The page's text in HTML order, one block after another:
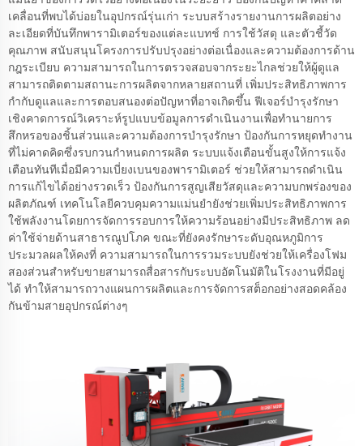
เคลื่อนที่พบได้บ่อยในอุปกรณ์รุ่นเก่า ระบบสร้างรายงานการผลิตอย่าง
ละเอียดที่บันทึกพารามิเตอร์ของแต่ละแบทช์ การใช้วัสดุ และตัวชี้วัด
คุณภาพ สนับสนุนโครงการปรับปรุงอย่างต่อเนื่องและความต้องการด้าน
กฎระเบียบ ความสามารถในการตรวจสอบจากระยะไกลช่วยให้ผู้ดูแล
สามารถติดตามสถานะการผลิตจากหลายสถานที่ เพิ่มประสิทธิภาพการ
กำกับดูแลและการตอบสนองต่อปัญหาที่อาจเกิดขึ้น ฟีเจอร์บำรุงรักษา
เชิงคาดการณ์วิเคราะห์รูปแบบข้อมูลการดำเนินงานเพื่อทำนายการ
สึกหรอของชิ้นส่วนและความต้องการบำรุงรักษา ป้องกันการหยุดทำงาน
ที่ไม่คาดคิดซึ่งรบกวนกำหนดการผลิต ระบบแจ้งเตือนขั้นสูงให้การแจ้ง
เตือนทันทีเมื่อมีความเบี่ยงเบนของพารามิเตอร์ ช่วยให้สามารถดำเนิน
การแก้ไขได้อย่างรวดเร็ว ป้องกันการสูญเสียวัสดุและความบกพร่องของ
ผลิตภัณฑ์ เทคโนโลยีควบคุมความแม่นยำยังช่วยเพิ่มประสิทธิภาพการ
ใช้พลังงานโดยการจัดการรอบการให้ความร้อนอย่างมีประสิทธิภาพ ลด
ค่าใช้จ่ายด้านสาธารณูปโภค ขณะที่ยังคงรักษาระดับอุณหภูมิการ
ประมวลผลให้คงที่ ความสามารถในการรวมระบบยังช่วยให้เครื่องโฟม
สองส่วนสำหรับขายสามารถสื่อสารกับระบบอัตโนมัติในโรงงานที่มีอยู่
ได้ ทำให้สามารถวางแผนการผลิตและการจัดการสต็อกอย่างสอดคล้อง
กันข้ามสายอุปกรณ์ต่างๆ